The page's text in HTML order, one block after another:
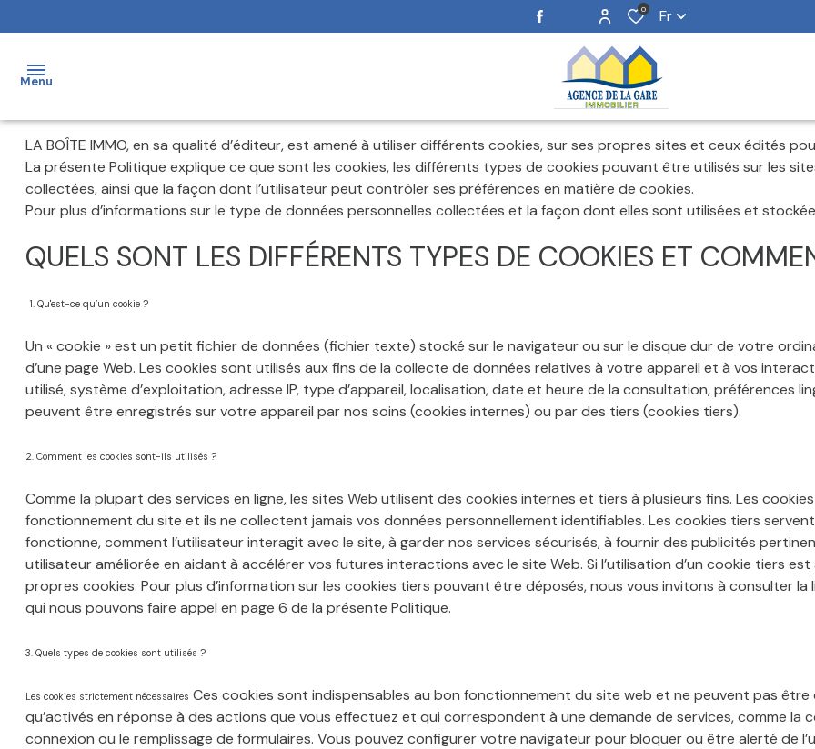
0 Fr
Menu
ACCUEIL
NOS
ESTIMATION
NOTRE
ALERTE
E-MAIL
LA BOÎTE IMMO, en sa qualité d’éditeur, est amené à utiliser différents cookies, sur ses propres sites et ceux édités
La présente Politique explique ce que sont les cookies, les différents types de cookies pouvant être utilisés sur les
collectées, ainsi que la façon dont l’utilisateur peut contrôler ses préférences en matière de cookies.
Pour plus d’informations sur le type de données personnelles collectées et la façon dont elles sont utilisées et
QUELS SONT LES DIFFÉRENTS TYPES DE COOKIES ET
1. Qu'est-ce qu’un cookie ?
Un « cookie » est un petit fichier de données (fichier texte) stocké sur le navigateur ou sur le disque dur de votre
d’une page Web. Les cookies sont utilisés aux fins de la collecte de données relatives à votre appareil et à vos
utilisé, système d’exploitation, adresse IP, type d’appareil, localisation, date et heure de la consultation, préférences
peuvent être enregistrés sur votre appareil par nos soins (cookies internes) ou par des tiers (cookies tiers).
2. Comment les cookies sont-ils utilisés ?
Comme la plupart des services en ligne, les sites Web utilisent des cookies internes et tiers à plusieurs fins. Les
fonctionnement du site et ils ne collectent jamais vos données personnellement identifiables. Les cookies tiers
fonctionne, comment l’utilisateur interagit avec le site, à garder nos services sécurisés, à fournir des publicités
utilisateur améliorée en aidant à accélérer vos futures interactions avec le site Web. Si l’utilisation d’un cookie tiers
propres cookies. Pour plus d’information sur les cookies tiers pouvant être déposés, nous vous invitons à consulter
qui nous pouvons faire appel en page 6 de la présente Politique.
3. Quels types de cookies sont utilisés ?
Les cookies strictement nécessaires Ces cookies sont indispensables au bon fonctionnement du site web et ne peuvent pas
qu’activés en réponse à des actions que vous effectuez et qui correspondent à une demande de services, comme
connexion ou le remplissage de formulaires. Vous pouvez configurer votre navigateur pour bloquer ou être alerté de